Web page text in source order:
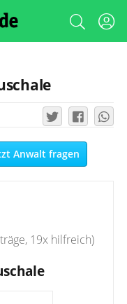
Anwalt fragen
19x hilfreich)